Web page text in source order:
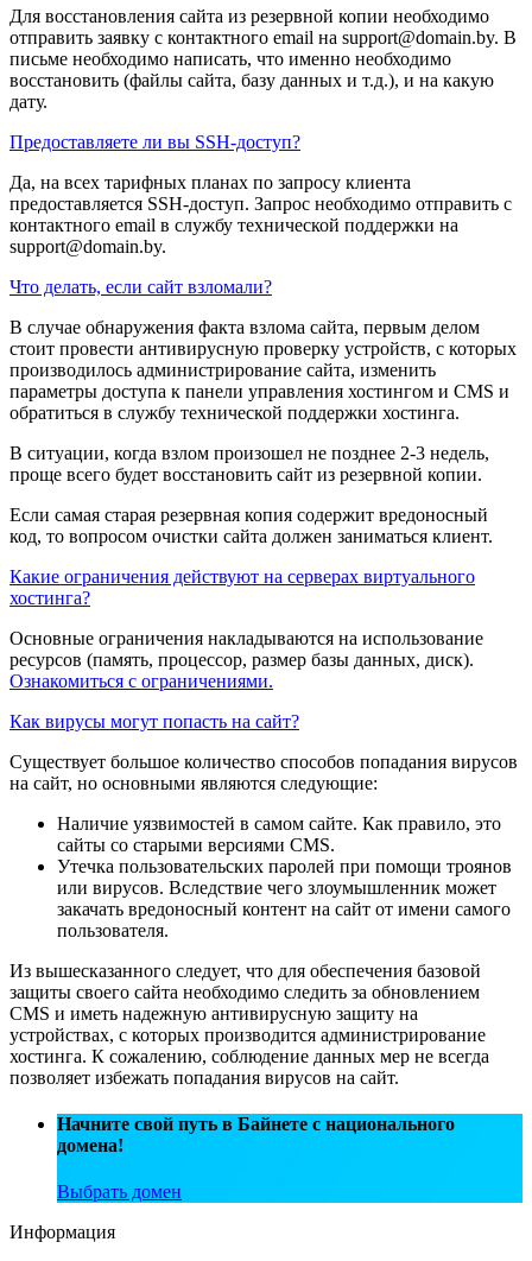
Для восстановления сайта из резервной копии необходимо
отправить заявку с контактного email на support@domain.by. В
письме необходимо написать, что именно необходимо
восстановить (файлы сайта, базу данных и т.д.), и на какую
дату.
Предоставляете ли вы SSH-доступ?
Да, на всех тарифных планах по запросу клиента
предоставляется SSH-доступ. Запрос необходимо отправить с
контактного email в службу технической поддержки на
support@domain.by.
Что делать, если сайт взломали?
В случае обнаружения факта взлома сайта, первым делом
стоит провести антивирусную проверку устройств, с которых
производилось администрирование сайта, изменить
параметры доступа к панели управления хостингом и CMS и
обратиться в службу технической поддержки хостинга.
В ситуации, когда взлом произошел не позднее 2-3 недель,
проще всего будет восстановить сайт из резервной копии.
Если самая старая резервная копия содержит вредоносный
код, то вопросом очистки сайта должен заниматься клиент.
Какие ограничения действуют на серверах виртуального
хостинга?
Основные ограничения накладываются на использование
ресурсов (память, процессор, размер базы данных, диск).
Ознакомиться с ограничениями.
Как вирусы могут попасть на сайт?
Существует большое количество способов попадания вирусов
на сайт, но основными являются следующие:
Наличие уязвимостей в самом сайте. Как правило, это
сайты со старыми версиями CMS.
Утечка пользовательских паролей при помощи троянов
или вирусов. Вследствие чего злоумышленник может
закачать вредоносный контент на сайт от имени самого
пользователя.
Из вышесказанного следует, что для обеспечения базовой
защиты своего сайта необходимо следить за обновлением
CMS и иметь надежную антивирусную защиту на
устройствах, с которых производится администрирование
хостинга. К сожалению, соблюдение данных мер не всегда
позволяет избежать попадания вирусов на сайт.
Начните свой путь в Байнете с национального
домена!
Выбрать домен
Информация